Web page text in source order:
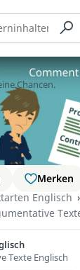
Merken
Englisch
Chancen.
Texte Englisch